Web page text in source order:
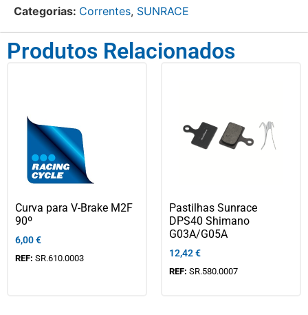
Categorias: Correntes, SUNRACE
Produtos Relacionados
Curva para V-Brake M2F
90º
6,00€
REF: SR.610.0003
Pastilhas Sunrace
DPS40 Shimano
G03A/G05A
12,42€
REF: SR.580.0007